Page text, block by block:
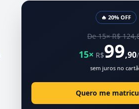
🔥 20% OFF
De 15× R$
15× R$99,90
sem juros no
Quero me